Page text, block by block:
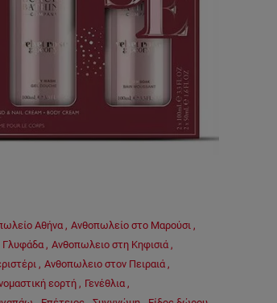
Αθήνα , Ανθοπωλείο στο Μαρούσι ,
Γλυφάδα , Ανθοπωλειο στη Κηφισιά ,
, Ανθοπωλειο στον Πειραιά ,
εορτή , Γενέθλια ,